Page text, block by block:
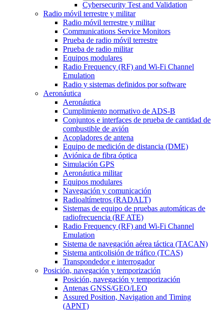
Cybersecurity Test and Validation
Radio móvil terrestre y militar
Radio móvil terrestre y militar
Communications Service Monitors
Prueba de radio móvil terrestre
Prueba de radio militar
Equipos modulares
Radio Frequency (RF) and Wi-Fi Channel
Emulation
Radio y sistemas definidos por software
Aeronáutica
Aeronáutica
Cumplimiento normativo de ADS-B
Conjuntos e interfaces de prueba de cantidad de
combustible de avión
Acopladores de antena
Equipo de medición de distancia (DME)
Aviónica de fibra óptica
Simulación GPS
Aeronáutica militar
Equipos modulares
Navegación y comunicación
Radioaltímetros (RADALT)
Sistemas de equipo de pruebas automáticas de
radiofrecuencia (RF ATE)
Radio Frequency (RF) and Wi-Fi Channel
Emulation
Sistema de navegación aérea táctica (TACAN)
Sistema anticolisión de tráfico (TCAS)
Transpondedor e interrogador
Posición, navegación y temporización
Posición, navegación y temporización
Antenas GNSS/GEO/LEO
Assured Position, Navigation and Timing
(APNT)